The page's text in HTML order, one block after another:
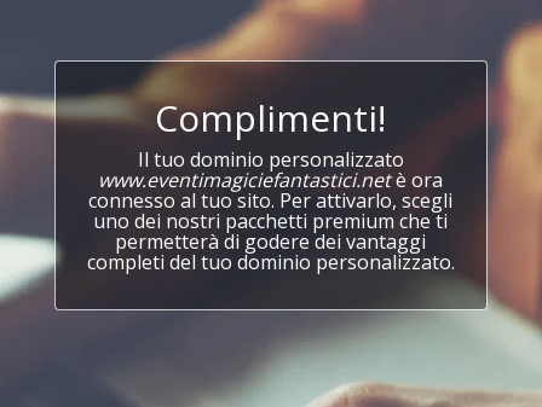
Complimenti!
Il tuo dominio personalizzato
www.eventimagiciefantastici.netè ora
connesso al tuo sito. Per attivarlo, scegli
uno dei nostri pacchetti premium che ti
permetterà di godere dei vantaggi
completi del tuo dominio personalizzato.